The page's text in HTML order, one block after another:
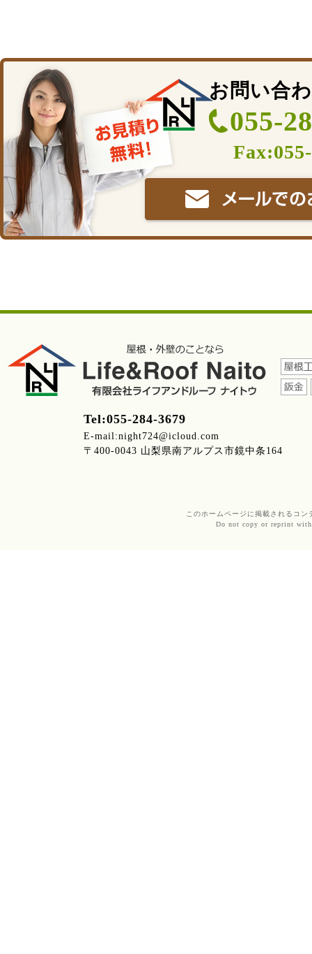
お問い合
055-
Tel:055-284-3679
E-mail:night724@icloud.com
〒400-0043 山梨県南アルプス市鏡中条164
このホームページに掲載されるコ
Do not copy or reprint